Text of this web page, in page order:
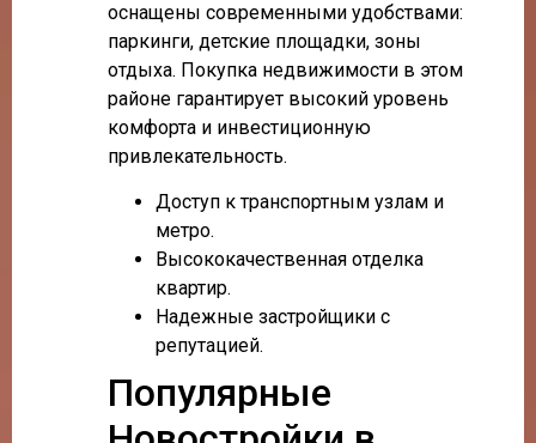
оснащены современными удобствами:
паркинги, детские площадки, зоны
отдыха. Покупка недвижимости в этом
районе гарантирует высокий уровень
комфорта и инвестиционную
привлекательность.
Доступ к транспортным узлам и
метро.
Высококачественная отделка
квартир.
Надежные застройщики с
репутацией.
Популярные